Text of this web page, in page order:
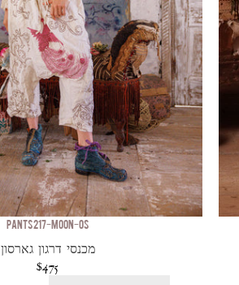
PANTS 217-MOON-OS
מכנסי דרגון גארסון
$475